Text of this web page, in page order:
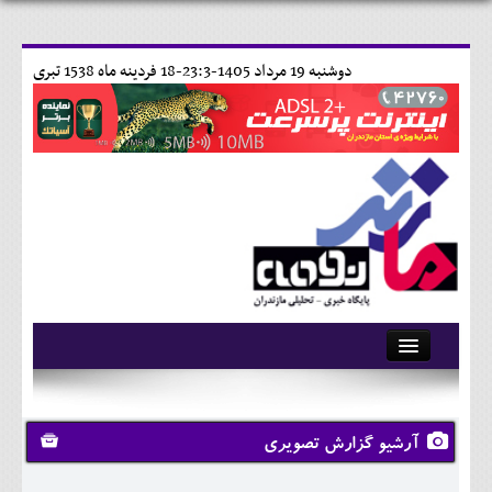
18 فردينه ماه 1538 تبری دوشنبه 19 مرداد 1405-23:3-
آرشیو
تماس با ما
وبلاگ
آرشیو گزارش تصویری